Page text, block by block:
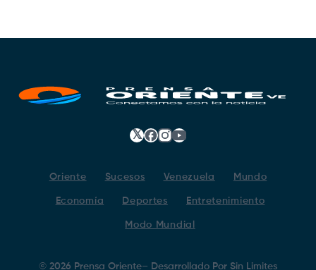
𝕏 Facebook
Instagram
YouTube
Oriente Sucesos Venezuela Mundo
Economía Deportes Entretenimiento
Modo Mundial
© 2026 Prensa Oriente– Desarrollado Por Sin Limites